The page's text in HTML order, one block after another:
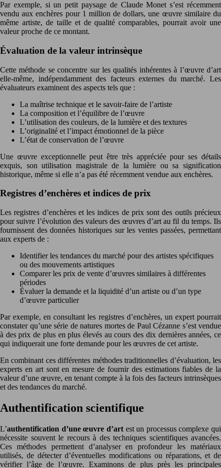
Par exemple, si un petit paysage de Claude Monet s’est récemment
vendu aux enchères pour 1 million de dollars, une œuvre similaire du
même artiste, de taille et de qualité comparables, pourrait avoir une
valeur proche de ce montant.
Évaluation de la valeur intrinsèque
Cette méthode se concentre sur les qualités inhérentes à l’œuvre d’art
elle-même, indépendamment des facteurs externes du marché. Les
évaluateurs examinent des aspects tels que :
La maîtrise technique et le savoir-faire de l’artiste
La composition et l’équilibre de l’œuvre
L’utilisation des couleurs, de la lumière et des textures
L’originalité et l’impact émotionnel de la pièce
L’état de conservation de l’œuvre
Une œuvre exceptionnelle peut être très appréciée pour ses détails
exquis, son utilisation magistrale de la lumière ou sa signification
historique, même si elle n’a pas été récemment vendue aux enchères.
Registres d’enchères et indices de prix
Les registres d’enchères et les indices de prix sont des outils précieux
pour suivre l’évolution des valeurs des œuvres d’art au fil du temps. Ils
fournissent des données historiques sur les ventes passées, permettant
aux experts de :
Identifier les tendances du marché pour des artistes spécifiques
ou des mouvements artistiques
Comparer les prix de vente d’œuvres similaires à différentes
périodes
Évaluer la demande et la liquidité d’un artiste ou d’un type
d’œuvre particulier
Par exemple, en consultant les registres d’enchères, un expert pourrait
constater qu’une série de natures mortes de Paul Cézanne s’est vendue
à des prix de plus en plus élevés au cours des dix dernières années, ce
qui indiquerait une forte demande pour les œuvres de cet artiste.
En combinant ces différentes méthodes traditionnelles d’évaluation, les
experts en art sont en mesure de fournir des estimations fiables de la
valeur d’une œuvre, en tenant compte à la fois des facteurs intrinsèques
et des tendances du marché.
Authentification scientifique
L’authentification d’une œuvre d’artest un processus complexe qui
nécessite souvent le recours à des techniques scientifiques avancées.
Ces méthodes permettent d’analyser en profondeur les matériaux
utilisés, de détecter d’éventuelles modifications ou réparations, et de
vérifier l’âge de l’œuvre. Examinons de plus près les principales